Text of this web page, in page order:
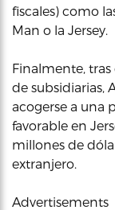
fiscales) como
Man o la Jersey.
Finalmente,
de subsidiarias,
acogerse a una
favorable en
millones de
extranjero.
Advertisements